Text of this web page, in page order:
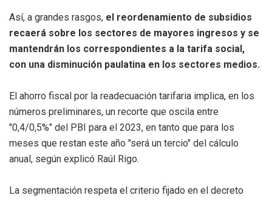
Así, a grandes rasgos, el reordenamiento de subsidios
recaerá sobre los sectores de mayores ingresos y se
mantendrán los correspondientes a la tarifa social,
con una disminución paulatina en los sectores medios.
El ahorro fiscal por la readecuación tarifaria implica, en los
números preliminares, un recorte que oscila entre
"0,4/0,5%" del PBI para el 2023, en tanto que para los
meses que restan este año "será un tercio" del cálculo
anual, según explicó Raúl Rigo.
La segmentación respeta el criterio fijado en el decreto